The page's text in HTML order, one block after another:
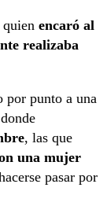
encaró al
realizaba
por punto a una
, las que
una mujer
pasar por